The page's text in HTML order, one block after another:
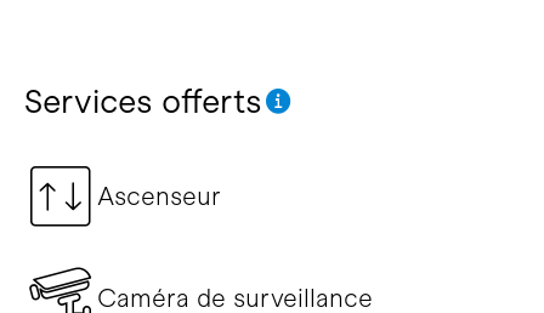
Services offerts
Ascenseur
Caméra de surveillance